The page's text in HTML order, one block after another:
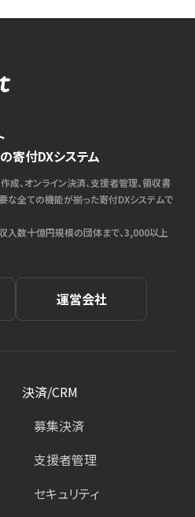
寄付DXシステム
成、オンライン決済、支援者管理、領収書
な全ての機能が揃った寄付DXシステムで
入数十億円規模の団体まで、3,000以上
運営会社
決済/CRM
募集決済
支援者管理
セキュリティ